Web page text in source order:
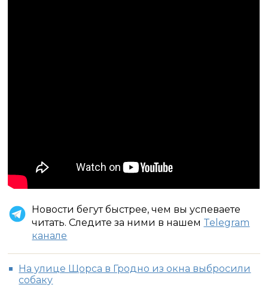
Новости бегут быстрее, чем вы успеваете
читать. Следите за ними в нашем Telegram
канале
На улице Щорса в Гродно из окна выбросили
собаку